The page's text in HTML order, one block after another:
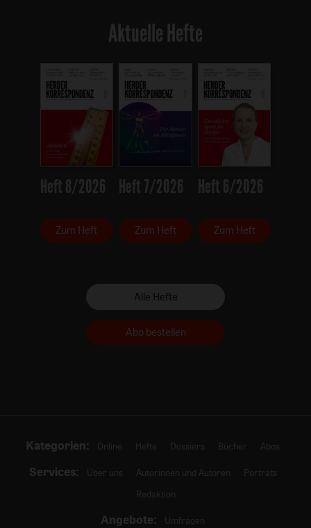
Aktuelle Hefte
Heft 8/2026
Zum Heft
Heft 7/2026
Zum Heft
Heft 6/2026
Zum Heft
Alle Hefte
Abo bestellen
Kategorien: Online Hefte Dossiers Bücher Abos
Services: Über uns Autorinnen und Autoren
Porträts
Redaktion
Angebote: Umfragen